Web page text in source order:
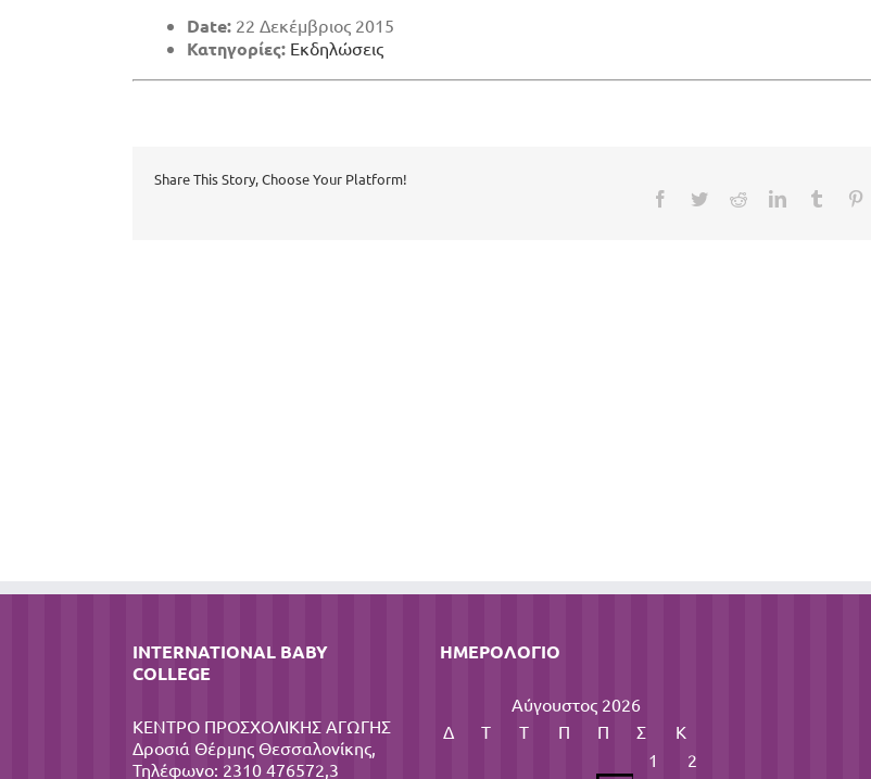
Date: 22 Δεκέμβριος 2015
Κατηγορίες: Εκδηλώσεις
Share This Story, Choose Your Platform!
Facebook
TwitterRedditLinkedInTumblr
INTERNATIONAL BABY
COLLEGE
ΚΕΝΤΡΟ ΠΡΟΣΧΟΛΙΚΗΣ ΑΓΩΓΗΣ
Δροσιά Θέρμης Θεσσαλονίκης,
Τηλέφωνο: 2310 476572,3
ΗΜΕΡΟΛΌΓΙΟ
Αύγουστος 2026
Δ
Τ Τ Π Π Σ
Κ
1
2